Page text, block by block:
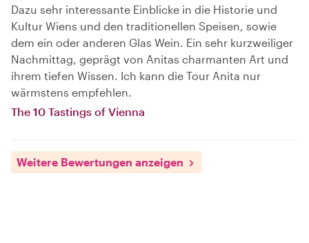
Dazu sehr interessante Einblicke in die Historie und
Kultur Wiens und den traditionellen Speisen, sowie
dem ein oder anderen Glas Wein. Ein sehr kurzweiliger
Nachmittag, geprägt von Anitas charmanten Art und
ihrem tiefen Wissen. Ich kann die Tour Anita nur
wärmstens empfehlen.
The 10 Tastings of Vienna
Weitere Bewertungen anzeigen